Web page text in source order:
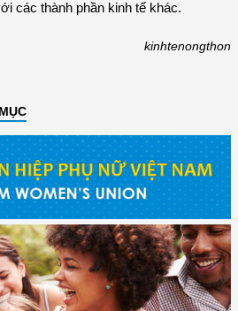
các thành phần kinh tế khác.
kinhtenongthon